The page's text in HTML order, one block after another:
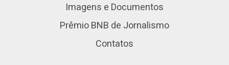
Imagens e Documentos
Prêmio BNB de Jornalismo
Contatos